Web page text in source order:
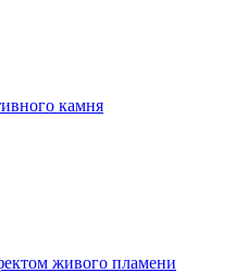
камня
живого пламени